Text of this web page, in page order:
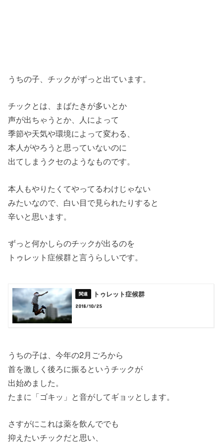
うちの子、チックがずっと出ています。
チックとは、まばたきが多いとか
声が出ちゃうとか、人によって
季節や天気や環境によって変わる、
本人がやろうと思っていないのに
出てしまうクセのようなものです。
本人もやりたくてやってるわけじゃない
みたいなので、白い目で見られたりすると
辛いと思います。
ずっと何かしらのチックが出るのを
トゥレット症候群と言うらしいです。
トゥレット症候群
2018/10/25
うちの子は、今年の2月ごろから
首を激しく後ろに振るというチックが
出始めました。
たまに「ゴキッ」と音がしてギョッとします。
さすがにこれは薬を飲んででも
抑えたいチックだと思い、